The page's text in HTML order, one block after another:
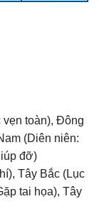
toàn), Đông
(Diên niên:
đỡ)
Tây Bắc (Lục
tai họa), Tây